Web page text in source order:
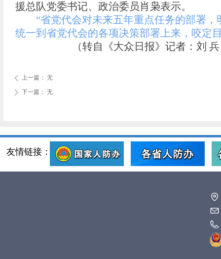
援总队党委书记、政治委员肖枭表示。
“省党代会对未来五年重点任务的部署，
统一到省党代会的各项决策部署上来，咬定
（转自《大众日报》记者： 刘
ꄴ 上一篇： 无
ꄲ 下一篇： 无
友情链接：